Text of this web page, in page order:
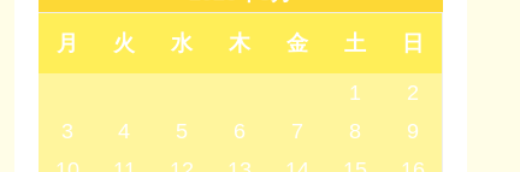
月 火 水 木 金 土 日
1
2
3
4 5 6 7 8
9